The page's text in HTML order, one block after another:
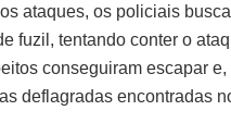
ataques, os policiais
fuzil, tentando conter o
conseguiram escapar
deflagradas encontradas